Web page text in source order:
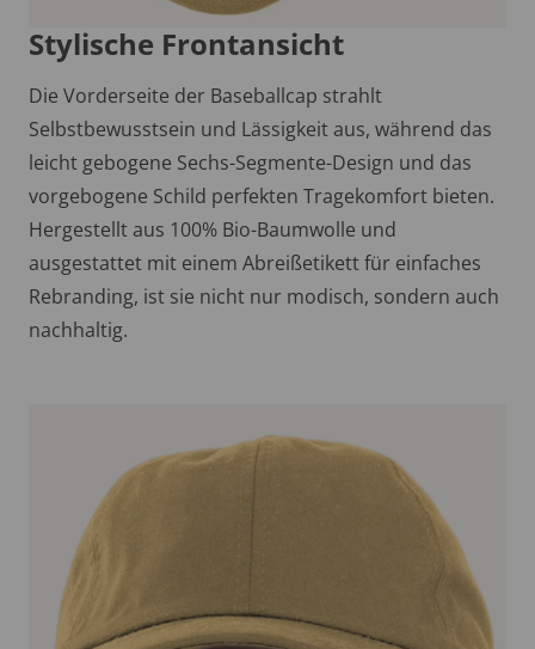
Stylische Frontansicht
Die Vorderseite der Baseballcap strahlt
Selbstbewusstsein und Lässigkeit aus, während das
leicht gebogene Sechs-Segmente-Design und das
vorgebogene Schild perfekten Tragekomfort bieten.
Hergestellt aus 100% Bio-Baumwolle und
ausgestattet mit einem Abreißetikett für einfaches
Rebranding, ist sie nicht nur modisch, sondern auch
nachhaltig.